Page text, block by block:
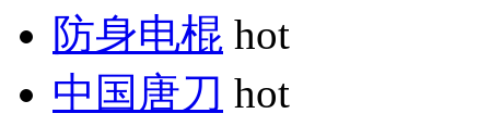
防身电棍 hot
中国唐刀 hot